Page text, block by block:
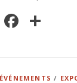
ÉVÉNEMENTS /